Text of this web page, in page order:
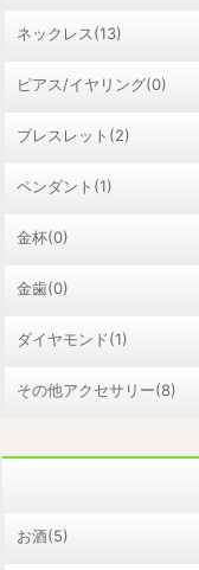
ネックレス(13)
ピアス/イヤリング(0)
ブレスレット(2)
ペンダント(1)
金杯(0)
金歯(0)
ダイヤモンド(1)
その他アクセサリー(8)
お酒(5)